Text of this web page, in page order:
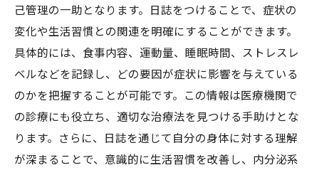
己管理の一助となります。日誌をつけることで、症状の
変化や生活習慣との関連を明確にすることができます。
具体的には、食事内容、運動量、睡眠時間、ストレスレ
ベルなどを記録し、どの要因が症状に影響を与えている
のかを把握することが可能です。この情報は医療機関で
の診療にも役立ち、適切な治療法を見つける手助けとな
ります。さらに、日誌を通じて自分の身体に対する理解
が深まることで、意識的に生活習慣を改善し、内分泌系